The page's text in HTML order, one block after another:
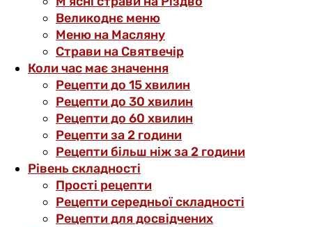
Великоднє меню
Меню на Масляну
Страви на Святвечір
Коли час має значення
Рецепти до 15 хвилин
Рецепти до 30 хвилин
Рецепти до 60 хвилин
Рецепти за 2 години
Рецепти більш ніж за 2 години
Рівень складності
Прості рецепти
Рецепти середньої складності
Рецепти для досвідчених